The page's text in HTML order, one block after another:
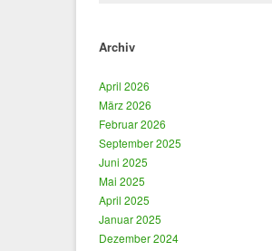
Archiv
April 2026
März 2026
Februar 2026
September 2025
Juni 2025
Mai 2025
April 2025
Januar 2025
Dezember 2024